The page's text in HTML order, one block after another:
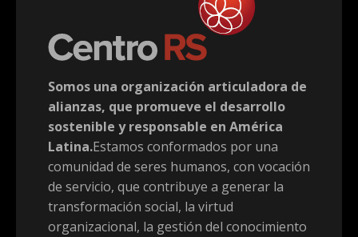
Somos una organización articuladora de
alianzas, que promueve el desarrollo
sostenible y responsable en América
Latina.Estamos conformados por una
comunidad de seres humanos, con vocación
de servicio, que contribuye a generar la
transformación social, la virtud
organizacional, la gestión del conocimiento